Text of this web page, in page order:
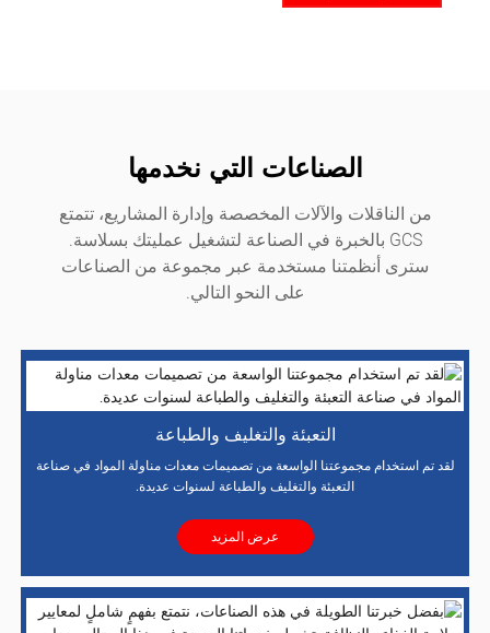
الصناعات التي نخدمها
من الناقلات والآلات المخصصة وإدارة المشاريع، تتمتع
GCS بالخبرة في الصناعة لتشغيل عمليتك بسلاسة.
سترى أنظمتنا مستخدمة عبر مجموعة من الصناعات
على النحو التالي.
التعبئة والتغليف والطباعة
لقد تم استخدام مجموعتنا الواسعة من تصميمات معدات مناولة المواد في صناعة
التعبئة والتغليف والطباعة لسنوات عديدة.
عرض المزيد